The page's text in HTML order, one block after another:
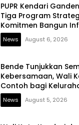
PUPR Kendari
Tiga Program
Komitmen Bangun
Berintegritas
News August 6, 2026
Bende Tunjukkan
Kebersamaan, Wali
Contoh bagi
News August 5, 2026